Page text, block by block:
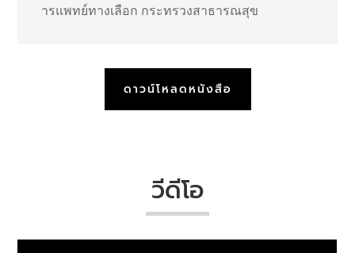
ารแพทย์ทางเลือก กระทรวงสาธารณสุข
ดาวน์โหลดหนังสือ
วีดีโอ